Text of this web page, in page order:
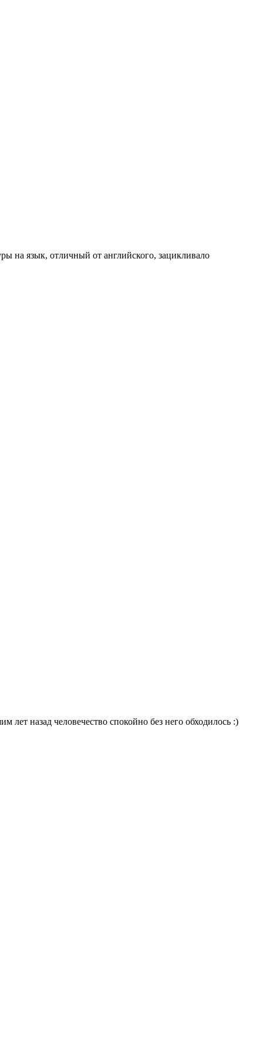
на язык, отличный от английского, зацикливало
лет назад человечество спокойно без него обходилось :)